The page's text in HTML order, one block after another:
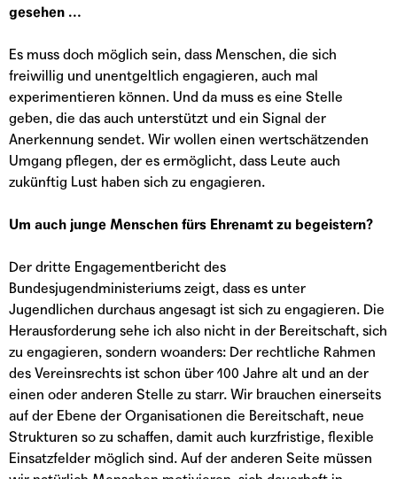
gesehen …
Es muss doch möglich sein, dass Menschen, die sich
freiwillig und unentgeltlich engagieren, auch mal
experimentieren können. Und da muss es eine Stelle
geben, die das auch unterstützt und ein Signal der
Anerkennung sendet. Wir wollen einen wertschätzenden
Umgang pflegen, der es ermöglicht, dass Leute auch
zukünftig Lust haben sich zu engagieren.
Um auch junge Menschen fürs Ehrenamt zu begeistern?
Der dritte Engagementbericht des
Bundesjugendministeriums zeigt, dass es unter
Jugendlichen durchaus angesagt ist sich zu engagieren. Die
Herausforderung sehe ich also nicht in der Bereitschaft, sich
zu engagieren, sondern woanders: Der rechtliche Rahmen
des Vereinsrechts ist schon über 100 Jahre alt und an der
einen oder anderen Stelle zu starr. Wir brauchen einerseits
auf der Ebene der Organisationen die Bereitschaft, neue
Strukturen so zu schaffen, damit auch kurzfristige, flexible
Einsatzfelder möglich sind. Auf der anderen Seite müssen